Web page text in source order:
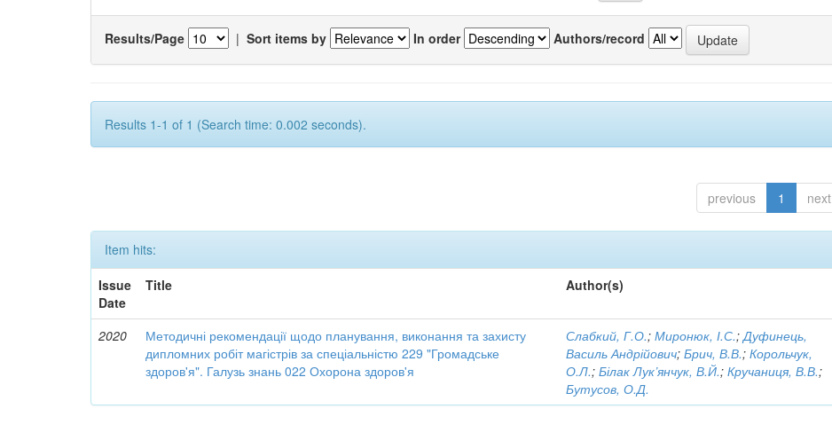
Results/Page | Sort items by In order Authors/record
Results 1-1 of 1 (Search time: 0.002 seconds).
previous 1 next
Item hits:
Issue
Date
Title Author(s)
2020
Методичні рекомендації щодо планування, виконання та захисту
дипломних робіт магістрів за спеціальністю 229 "Громадське
здоров'я". Галузь знань 022 Охорона здоров'я
Слабкий, Г.О.;Миронюк, І.С.;Дуфинець,
Василь Андрійович;Брич, В.В.;Корольчук,
О.Л.;Білак Лук’янчук, В.Й.;Кручаниця, В.В.;
Бутусов, О.Д.